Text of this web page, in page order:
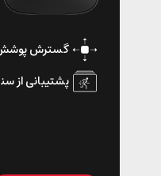
گسترش
پشتیبانی از